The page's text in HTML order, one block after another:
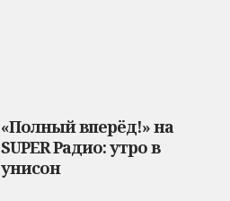
«Полный вперёд!» на
SUPER Радио: утро в
унисон